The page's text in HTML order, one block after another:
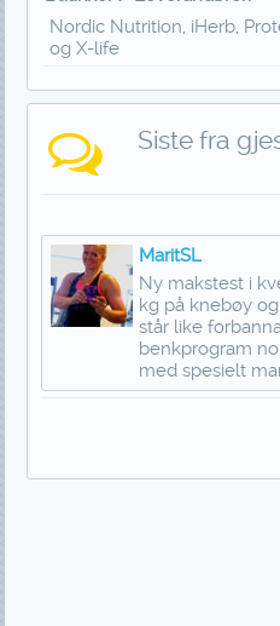
Nordic Nutrition, iHerb,
og X-life
Siste fra
MaritSL
Ny makstest i
kg på knebøy
står like
benkprogram
med spesielt